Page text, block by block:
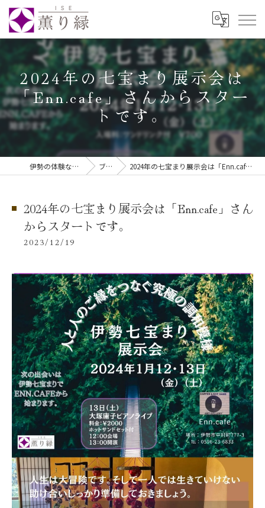
2024年の七宝まり展示会は
「Enn.cafe」さんからスター
トです。
伊勢の体験なら伊勢薫り縁 ブログ 2024年の七宝まり展示会は「Enn.cafe」さんからスタートです。
2024年の七宝まり展示会は「Enn.cafe」さん
からスタートです。
2023/12/19